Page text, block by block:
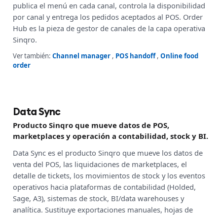
publica el menú en cada canal, controla la disponibilidad
por canal y entrega los pedidos aceptados al POS. Order
Hub es la pieza de gestor de canales de la capa operativa
Sinqro.
Ver también: Channel manager , POS handoff, Online food
order
Data Sync
Producto Sinqro que mueve datos de POS,
marketplaces y operación a contabilidad, stock y BI.
Data Sync es el producto Sinqro que mueve los datos de
venta del POS, las liquidaciones de marketplaces, el
detalle de tickets, los movimientos de stock y los eventos
operativos hacia plataformas de contabilidad (Holded,
Sage, A3), sistemas de stock, BI/data warehouses y
analítica. Sustituye exportaciones manuales, hojas de